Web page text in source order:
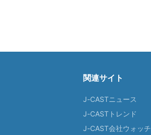
関連サイト
J-CASTニュース
J-CASTトレンド
J-CAST会社ウォッチ